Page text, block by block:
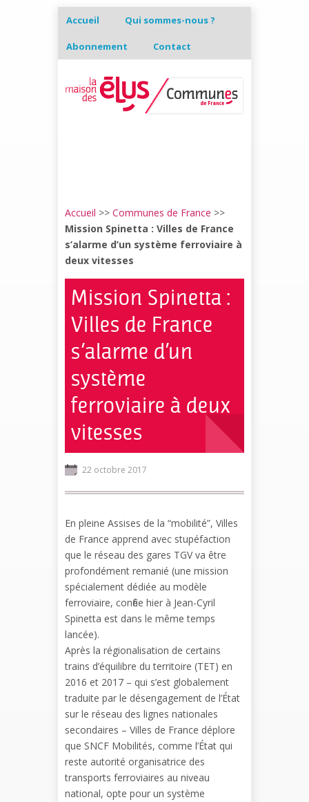
Accueil Qui sommes-nous ?
Abonnement Contact
Accueil >> Communes de France >>
Mission Spinetta : Villes de France
s’alarme d’un système ferroviaire à
deux vitesses
Mission Spinetta :
Villes de France
s’alarme d’un
système
ferroviaire à deux
vitesses
22 octobre 2017
En pleine Assises de la “mobilité”, Villes
de France apprend avec stupéfaction
que le réseau des gares TGV va être
profondément remanié (une mission
spécialement dédiée au modèle
ferroviaire, confiée hier à Jean-Cyril
Spinetta est dans le même temps
lancée).
Après la régionalisation de certains
trains d’équilibre du territoire (TET) en
2016 et 2017 – qui s’est globalement
traduite par le désengagement de l’État
sur le réseau des lignes nationales
secondaires – Villes de France déplore
que SNCF Mobilités, comme l’État qui
reste autorité organisatrice des
transports ferroviaires au niveau
national, opte pour un système